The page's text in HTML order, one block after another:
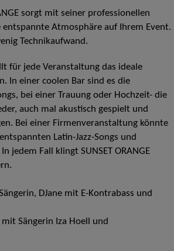
sorgt mit seiner professionellen
entspannte Atmosphäre auf Ihrem Event.
Technikaufwand.
für jede Veranstaltung das ideale
In einer coolen Bar sind es die
bei einer Trauung oder Hochzeit- die
auch mal akustisch gespielt und
Bei einer Firmenveranstaltung könnte
Latin-Jazz-Songs und
jedem Fall klingt SUNSET ORANGE
DJane mit E-Kontrabass und
Sängerin Iza Hoell und